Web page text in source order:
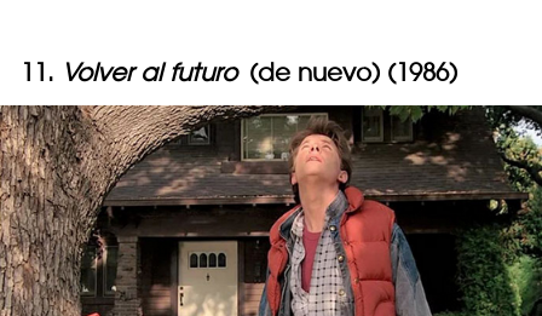
11. Volver al futuro (de nuevo) (1986)